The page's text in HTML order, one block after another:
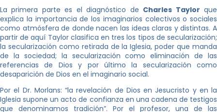
La primera parte es el diagnóstico de Charles Taylor que
explica la importancia de los imaginarios colectivos o sociales
como atmósfera de donde nacen las ideas claras y distintas. A
partir de aquí Taylor clasifica en tres los tipos de secularización;
la secularización como retirada de la Iglesia, poder que manda
de la sociedad; la secularización como eliminación de las
referencias de Dios y por último la secularización como
desaparición de Dios en el imaginario social.
Por el Dr. Morlans: “la revelación de Dios en Jesucristo y en la
Iglesia supone un acto de confianza en una cadena de testigos
que denominamos tradición”. Por el profesor, una de las